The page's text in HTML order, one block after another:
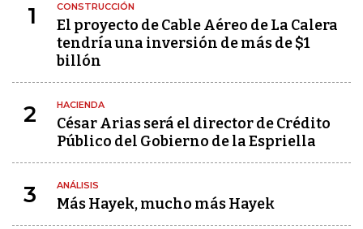
1 CONSTRUCCIÓN
El proyecto de Cable Aéreo de La Calera
tendría una inversión de más de $1
billón
2 HACIENDA
César Arias será el director de Crédito
Público del Gobierno de la Espriella
3 ANÁLISIS
Más Hayek, mucho más Hayek